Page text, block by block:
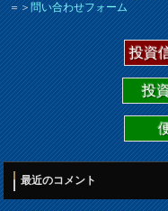
＝＞問い合わせフォーム
投資
投
便
最近のコメント